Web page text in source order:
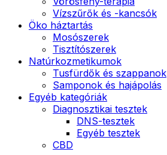
Vízszűrők és -kancsók
Öko háztartás
Mosószerek
Tisztítószerek
Natúrkozmetikumok
Tusfürdők és szappanok
Samponok és hajápolás
Egyéb kategóriák
Diagnosztikai tesztek
DNS-tesztek
Egyéb tesztek
CBD